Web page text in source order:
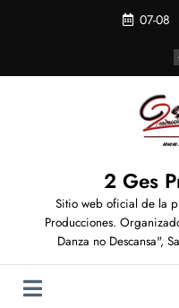
07-08
2 Ges
Sitio web oficial de la
Producciones.
Danza no Descansa",